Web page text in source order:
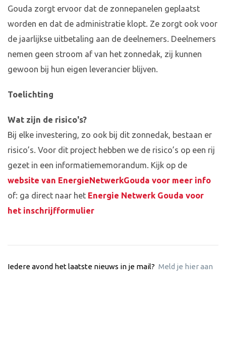
Gouda zorgt ervoor dat de zonnepanelen geplaatst
worden en dat de administratie klopt. Ze zorgt ook voor
de jaarlijkse uitbetaling aan de deelnemers. Deelnemers
nemen geen stroom af van het zonnedak, zij kunnen
gewoon bij hun eigen leverancier blijven.
Toelichting
Wat zijn de risico's?
Bij elke investering, zo ook bij dit zonnedak, bestaan er
risico’s. Voor dit project hebben we de risico’s op een rij
gezet in een informatiememorandum. Kijk op de
website van EnergieNetwerkGouda voor meer info
of: ga direct naar het Energie Netwerk Gouda voor
het inschrijfformulier
Iedere avond het laatste nieuws in je mail? Meld je hier aan